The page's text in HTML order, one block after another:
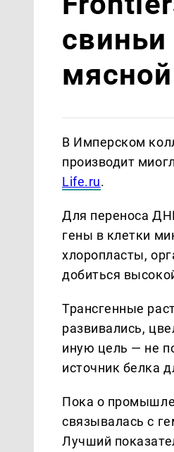
В Имперском
производит
Life.ru.
Для переноса
гены в клетки
хлоропласты,
добиться
Трансгенные
развивались,
иную цель — не
источник белка
Пока о
связывалась с
Лучший